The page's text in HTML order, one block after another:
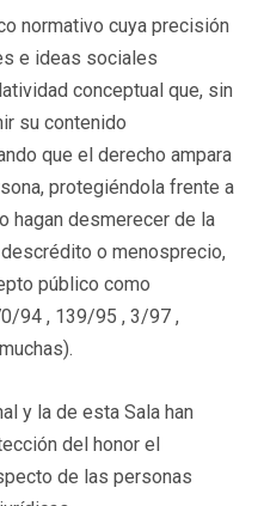
normativo cuya precisión
e ideas sociales
conceptual que, sin
su contenido
que el derecho ampara
protegiéndola frente a
hagan desmerecer de la
o menosprecio,
público como
94 , 139/95 , 3/97 ,
y la de esta Sala han
del honor el
de las personas